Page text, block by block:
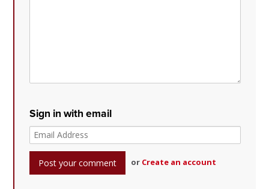
Sign in with email
or Create an account